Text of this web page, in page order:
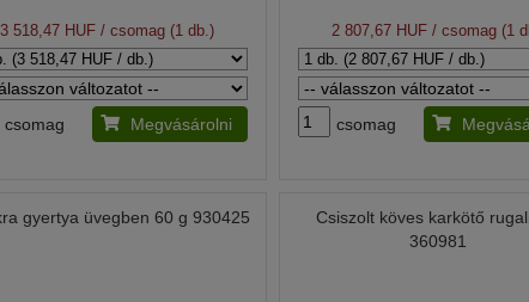
3 518,47 HUF/ csomag (1 db.)
csomag Megvásárolni
2 807,67 HUF/ csomag (1
csomag
gyertya üvegben 60 g 930425
Csiszolt köves karkötő
360981